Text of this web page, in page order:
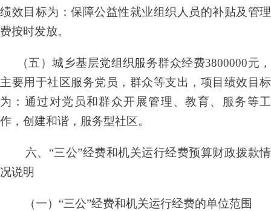
绩效目标为：保障公益性就业组织人员的补贴及管理
费按时发放。
（五）城乡基层党组织服务群众经费3800000元，
主要用于社区服务党员，群众等支出，项目绩效目标
为：通过对党员和群众开展管理、教育、服务等工
作，创建和谐，服务型社区。
六、 “三公”经费和机关运行经费预算财政拨款情
况说明
（一） “三公”经费和机关运行经费的单位范围